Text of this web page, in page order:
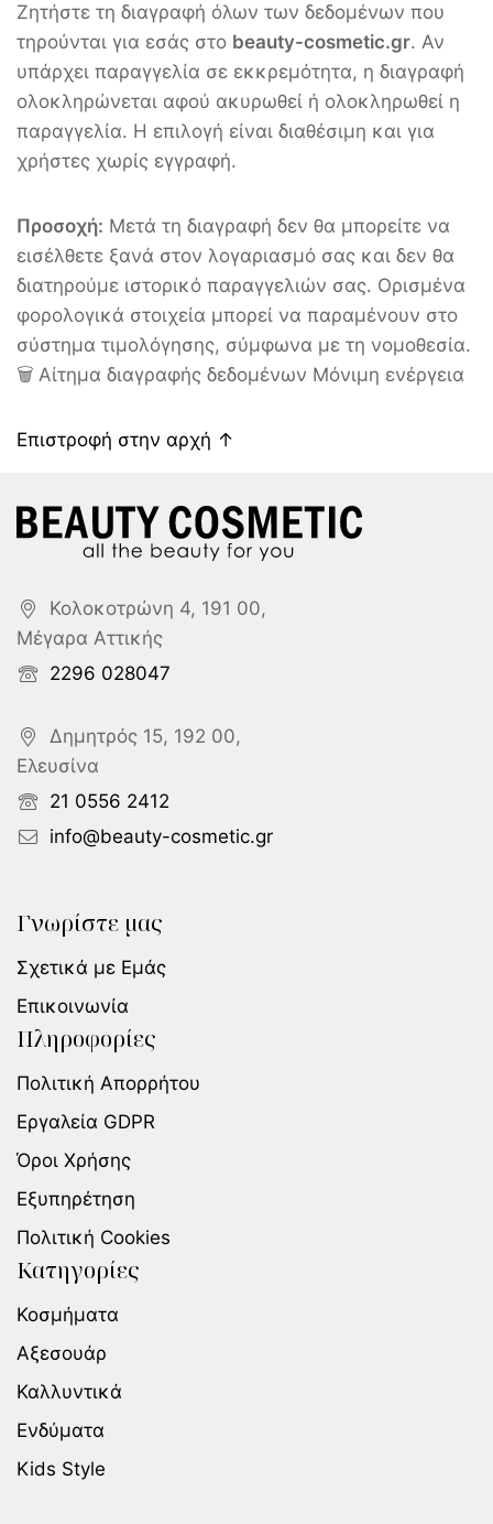
Ζητήστε τη διαγραφή όλων των δεδομένων που
τηρούνται για εσάς στο beauty-cosmetic.gr. Αν
υπάρχει παραγγελία σε εκκρεμότητα, η διαγραφή
ολοκληρώνεται αφού ακυρωθεί ή ολοκληρωθεί η
παραγγελία. Η επιλογή είναι διαθέσιμη και για
χρήστες χωρίς εγγραφή.
Προσοχή: Μετά τη διαγραφή δεν θα μπορείτε να
εισέλθετε ξανά στον λογαριασμό σας και δεν θα
διατηρούμε ιστορικό παραγγελιών σας. Ορισμένα
φορολογικά στοιχεία μπορεί να παραμένουν στο
σύστημα τιμολόγησης, σύμφωνα με τη νομοθεσία.
🗑️ Αίτημα διαγραφής δεδομένων Μόνιμη ενέργεια
Επιστροφή στην αρχή ↑
Κολοκοτρώνη 4, 191 00,
Μέγαρα Αττικής
2296 028047
Δημητρός 15, 192 00,
Ελευσίνα
21 0556 2412
info@beauty-cosmetic.gr
Γνωρίστε μας
Σχετικά με Εμάς
Επικοινωνία
Πληροφορίες
Πολιτική Απορρήτου
Εργαλεία GDPR
Όροι Χρήσης
Εξυπηρέτηση
Πολιτική Cookies
Κατηγορίες
Κοσμήματα
Αξεσουάρ
Καλλυντικά
Ενδύματα
Kids Style